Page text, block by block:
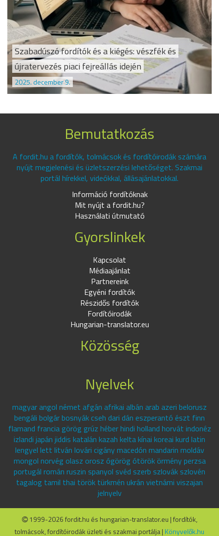
Szabadúszó fordítók és a kiégés: vészfék és
újratervezés piaci fejreállás idején
2025. december 9.
Bemutatkozás
A fordit.hu a fordítók, tolmácsok és fordítóirodák számára
nyújt megjelenési és üzletszerzési lehetőséget. Szakmai
portál hírekkel, videókkal, állásajánlatokkal.
Információ fordítóknak
Mit nyújt a fordit.hu?
Használati útmutató
Gyorslinkek
Kapcsolat
Médiaajánlat
Partnereink
Egyéni fordítók
Részidős fordítók
Fordítóirodák
Hungarian-translator.eu
Közösség
Nyelvek
magyar angol német afgán afrikai albán arab azeri belorusz
bengáli bolgár bosnyák cseh dari dán eszperantó észt finn
flamand francia görög grúz héber hindi holland horvát indonéz
izlandi japán jiddis katalán kazah kelta kínai koreai kurd latin
lengyel lett litván lovári cigány macedón mandarin moldáv
mongol norvég olasz orosz ógörög ótörök örmény perzsa
portugál román ruszin spanyol svéd szerb szlovák szlovén
tagalog tamil thai török türkmén ukrán vietnámi viszajan
jelnyelv
1999-2026 fordit.hu és hungarian-translator.eu | fordítók,
tolmácsok, fordítóirodák üzleti és szakmai portálja | Könyvelők.hu